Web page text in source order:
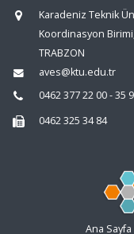
Karadeniz Teknik
Koordinasyon
TRABZON
aves@ktu.edu.tr
0462 377 22 00 - 35
0462 325 34 84
Ana Sayfa